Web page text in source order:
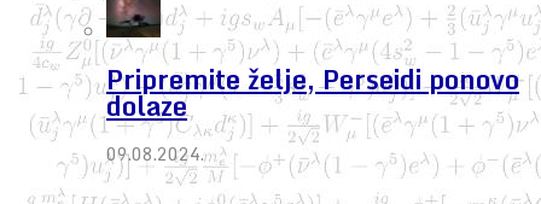
Pripremite želje, Perseidi ponovo
dolaze
09.08.2024.